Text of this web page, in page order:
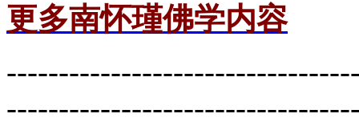
更多南怀瑾佛学内容